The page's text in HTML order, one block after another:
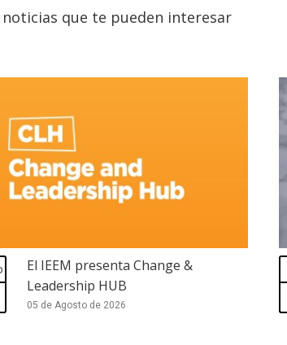
que te pueden interesar
El IEEM presenta Change &
Leadership HUB
05 de Agosto de 2026